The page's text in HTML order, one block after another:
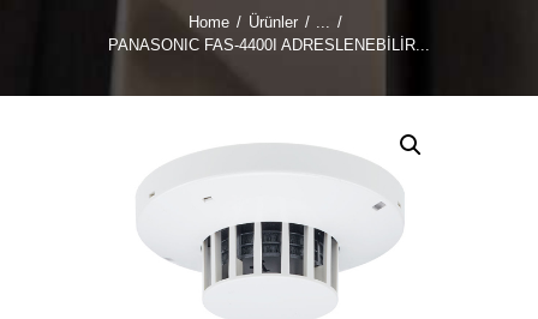
Home Ürünler
...
PANASONIC FAS-4400I ADRESLENEBİLİR...